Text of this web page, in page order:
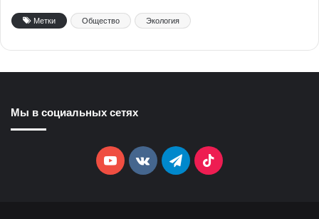
Метки Общество Экология
Мы в социальных сетях
YouTubevk.comTelegramTikTok